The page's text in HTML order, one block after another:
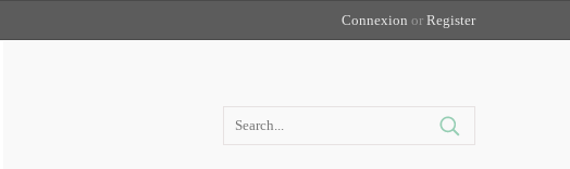
Connexion or Register